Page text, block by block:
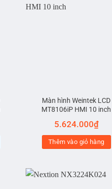
Màn hình Weintek LCD
MT8106iP HMI 10 inch
5.624.000₫
Thêm vào giỏ hàng